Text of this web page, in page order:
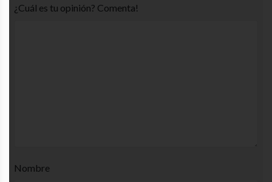
¿Cuál es tu opinión? Comenta!
Nombre